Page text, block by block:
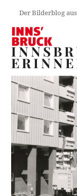
Der Bilderblog